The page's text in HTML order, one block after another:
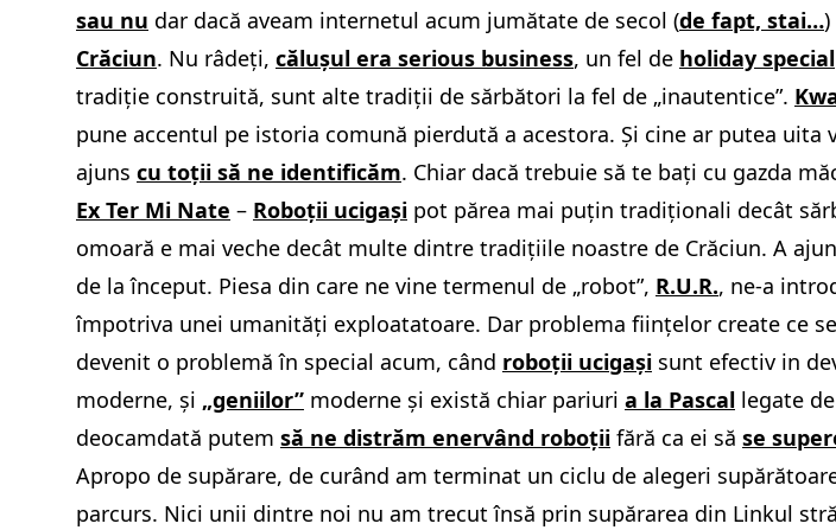
sau nu dar dacă aveam internetul acum jumătate de secol (de fapt, stai…
Crăciun. Nu râdeți, călușul era serious business, un fel de holiday special
tradiție construită, sunt alte tradiții de sărbători la fel de „inautentice”.
pune accentul pe istoria comună pierdută a acestora. Și cine ar putea uita
ajuns cu toții să ne identificăm. Chiar dacă trebuie să te bați cu gazda
Ex Ter Mi Nate – Roboții ucigași pot părea mai puțin tradiționali decât
omoară e mai veche decât multe dintre tradițiile noastre de Crăciun. A
de la început. Piesa din care ne vine termenul de „robot”, R.U.R., ne-a
împotriva unei umanități exploatatoare. Dar problema ființelor create ce
devenit o problemă în special acum, când roboții ucigași sunt efectiv in
moderne, și „geniilor” moderne și există chiar pariuri a la Pascal legate
deocamdată putem să ne distrăm enervând roboții fără ca ei să se
Apropo de supărare, de curând am terminat un ciclu de alegeri
parcurs. Nici unii dintre noi nu am trecut însă prin supărarea din Linkul